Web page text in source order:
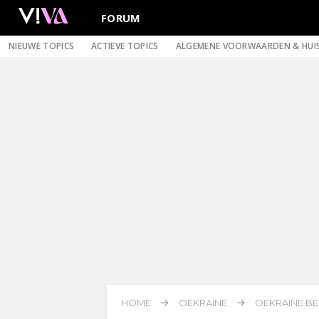
FORUM
NIEUWE TOPICS ACTIEVE TOPICS ALGEMENE VOORWAARDEN &
HOME OEKRAÏNE OEKRAÏNE